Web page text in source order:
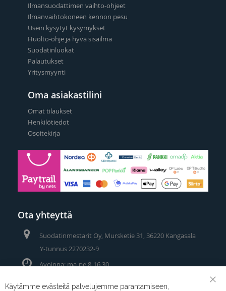
Ilmansuodattimen vaihto-ohjeet
Ilmanvaihtokoneen kennon pesu
Usein kysytyt kysymykset
Huolto-ohje ja hyvä sisäilma
Suodatinluokat
Palautukset
Yritysmyynti
Oma asiakastilini
Omat tilaukset
Henkilötiedot
Osoitekirja
Ota yhteyttä
Suodatinmestarit Oy, Mursketie 31, 36220 Kangasala
Y-tunnus 2270232-9
Avoinna: ma-pe 8-16.30
Puhelin/Whatsapp:
Käytämme evästeitä palvelujemme parantamiseen,